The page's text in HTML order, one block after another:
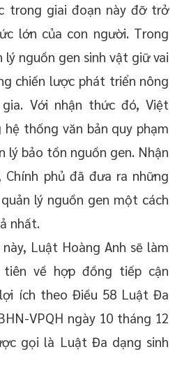
trong giai đoạn này đỡ trở
lớn của con người. Trong
lý nguồn gen sinh vật giữ vai
chiến lược phát triển nông
Với nhận thức đó, Việt
thống văn bản quy phạm
lý bảo tồn nguồn gen. Nhận
phủ đã đưa ra những
lý nguồn gen một cách
nhất.
Luật Hoàng Anh sẽ làm
về hợp đồng tiếp cận
ích theo Điều 58 Luật Đa
VPQH ngày 10 tháng 12
gọi là Luật Đa dạng sinh